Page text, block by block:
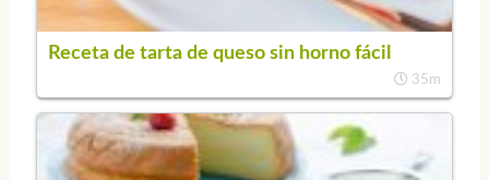
Receta de tarta de queso sin horno fácil
35m